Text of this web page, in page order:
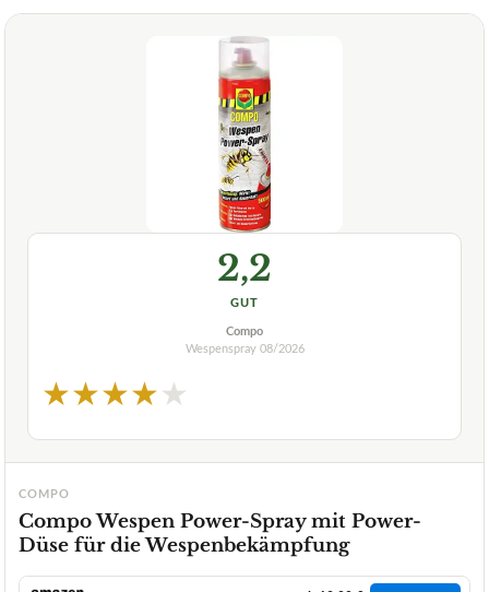
2,2
GUT
Compo
Wespenspray 08/2026
★★★★★
COMPO
Compo Wespen Power-Spray mit Power-
Düse für die Wespenbekämpfung